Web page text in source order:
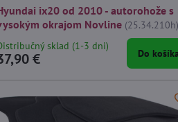
ix20 od 2010 - autorohože s
okrajom Novline (25.34.210h)
sklad (1-3 dni)
€ Do